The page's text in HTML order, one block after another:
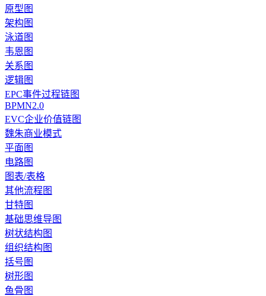
原型图
架构图
泳道图
韦恩图
关系图
逻辑图
EPC事件过程链图
BPMN2.0
EVC企业价值链图
魏朱商业模式
平面图
电路图
图表/表格
其他流程图
甘特图
基础思维导图
树状结构图
组织结构图
括号图
树形图
鱼骨图